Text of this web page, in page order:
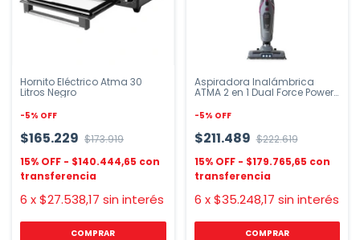
Hornito Eléctrico Atma 30
Litros Negro
-5% OFF
$165.229 $173.919
$140.444,65
6 x$27.538,17 sin interés
Aspiradora Inalámbrica
ATMA 2 en 1 Dual Force Power
-5% OFF
$211.489 $222.619
$179.765,65
6 x$35.248,17 sin interés